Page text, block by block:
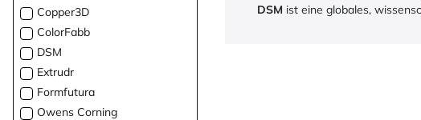
Copper3D
ColorFabb
DSM
Extrudr
Formfutura
Owens Corning
DSM ist eine globales,